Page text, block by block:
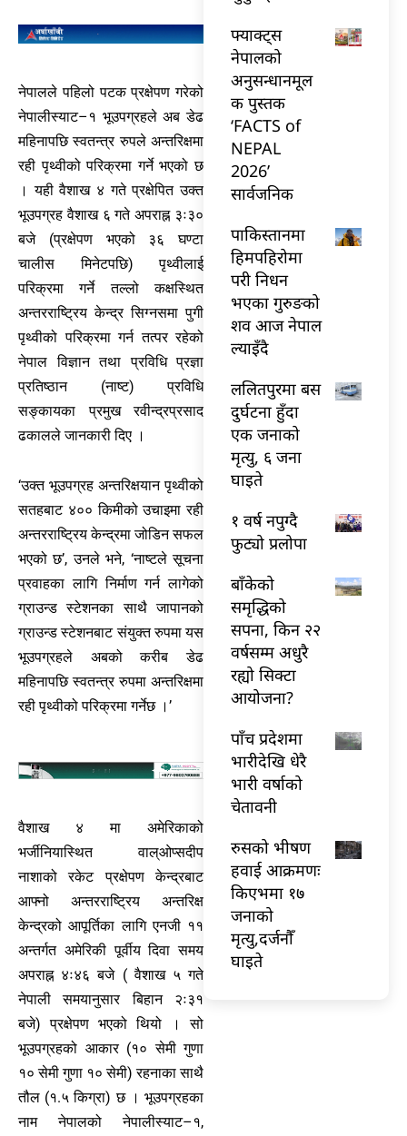
नेपालले पहिलो पटक प्रक्षेपण गरेको
नेपालीस्याट–१ भूउपग्रहले अब डेढ
महिनापछि स्वतन्त्र रुपले अन्तरिक्षमा
रही पृथ्वीको परिक्रमा गर्ने भएको छ
। यही वैशाख ४ गते प्रक्षेपित उक्त
भूउपग्रह वैशाख ६ गते अपराह्न ३ः३०
बजे (प्रक्षेपण भएको ३६ घण्टा
चालीस मिनेटपछि) पृथ्वीलाई
परिक्रमा गर्ने तल्लो कक्षस्थित
अन्तरराष्ट्रिय केन्द्र सिग्नसमा पुगी
पृथ्वीको परिक्रमा गर्न तत्पर रहेको
नेपाल विज्ञान तथा प्रविधि प्रज्ञा
प्रतिष्ठान (नाष्ट) प्रविधि
सङ्कायका प्रमुख रवीन्द्रप्रसाद
ढकालले जानकारी दिए ।
‘उक्त भूउपग्रह अन्तरिक्षयान पृथ्वीको
सतहबाट ४०० किमीको उचाइमा रही
अन्तरराष्ट्रिय केन्द्रमा जोडिन सफल
भएको छ’, उनले भने, ‘नाष्टले सूचना
प्रवाहका लागि निर्माण गर्न लागेको
ग्राउन्ड स्टेशनका साथै जापानको
ग्राउन्ड स्टेशनबाट संयुक्त रुपमा यस
भूउपग्रहले अबको करीब डेढ
महिनापछि स्वतन्त्र रुपमा अन्तरिक्षमा
रही पृथ्वीको परिक्रमा गर्नेछ ।’
वैशाख ४ मा अमेरिकाको
भर्जीनियास्थित वाल्ओप्सदीप
नाशाको रकेट प्रक्षेपण केन्द्रबाट
आफ्नो अन्तरराष्ट्रिय अन्तरिक्ष
केन्द्रको आपूर्तिका लागि एनजी ११
अन्तर्गत अमेरिकी पूर्वीय दिवा समय
अपराह्न ४ः४६ बजे ( वैशाख ५ गते
नेपाली समयानुसार बिहान २ः३१
बजे) प्रक्षेपण भएको थियो । सो
भूउपग्रहको आकार (१० सेमी गुणा
१० सेमी गुणा १० सेमी) रहनाका साथै
तौल (१.५ किग्रा) छ । भूउपग्रहका
नाम नेपालको नेपालीस्याट–१,
फ्याक्ट्स
नेपालको
अनुसन्धानमूल
क पुस्तक
‘FACTS of
NEPAL
2026’
सार्वजनिक
पाकिस्तानमा
हिमपहिरोमा
परी निधन
भएका गुरुङको
शव आज नेपाल
ल्याइँदै
ललितपुरमा बस
दुर्घटना हुँदा
एक जनाको
मृत्यु, ६ जना
घाइते
१ वर्ष नपुग्दै
फुट्यो प्रलोपा
बाँकेको
समृद्धिको
सपना, किन २२
वर्षसम्म अधुरै
रह्यो सिक्टा
आयोजना?
पाँच प्रदेशमा
भारीदेखि धेरै
भारी वर्षाको
चेतावनी
रुसको भीषण
हवाई आक्रमणः
किएभमा १७
जनाको
मृत्यु,दर्जनौँ
घाइते